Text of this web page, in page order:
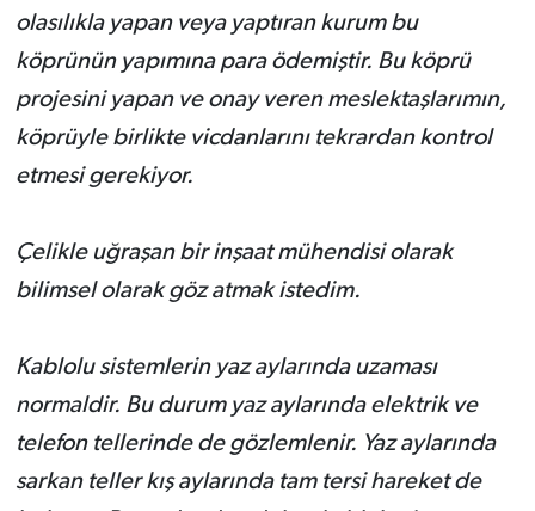
olasılıkla yapan veya yaptıran kurum bu
köprünün yapımına para ödemiştir. Bu köprü
projesini yapan ve onay veren meslektaşlarımın,
köprüyle birlikte vicdanlarını tekrardan kontrol
etmesi gerekiyor.
Çelikle uğraşan bir inşaat mühendisi olarak
bilimsel olarak göz atmak istedim.
Kablolu sistemlerin yaz aylarında uzaması
normaldir. Bu durum yaz aylarında elektrik ve
telefon tellerinde de gözlemlenir. Yaz aylarında
sarkan teller kış aylarında tam tersi hareket de